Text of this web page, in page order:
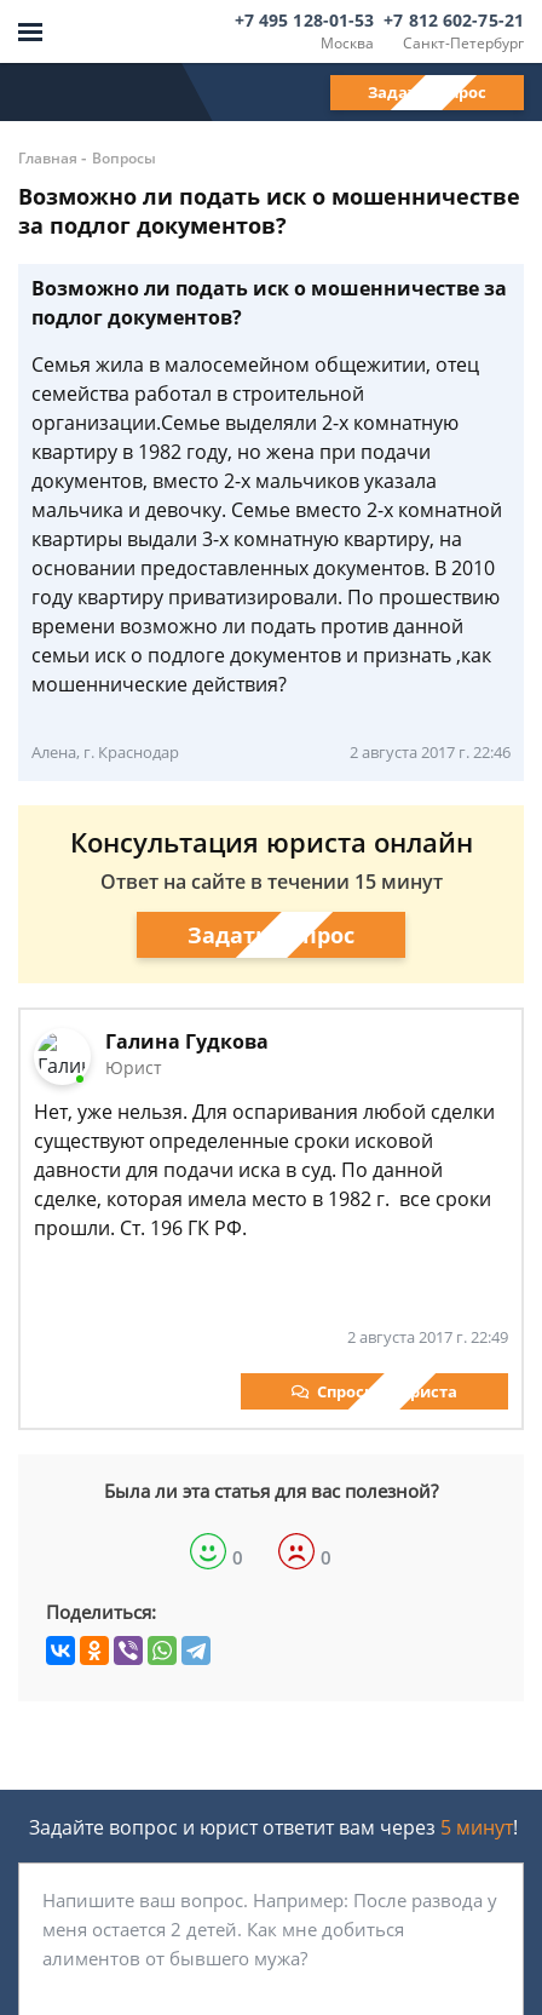
Москва
+7 495 128-01-53
Санкт-Петербург
+7 812 602-75-21
Задать вопрос
Главная - Вопросы
Возможно ли подать иск о мошенничестве
за подлог документов?
Возможно ли подать иск о мошенничестве за
подлог документов?
Семья жила в малосемейном общежитии, отец
семейства работал в строительной
организации.Семье выделяли 2-х комнатную
квартиру в 1982 году, но жена при подачи
документов, вместо 2-х мальчиков указала
мальчика и девочку. Семье вместо 2-х комнатной
квартиры выдали 3-х комнатную квартиру, на
основании предоставленных документов. В 2010
году квартиру приватизировали. По прошествию
времени возможно ли подать против данной
семьи иск о подлоге документов и признать ,как
мошеннические действия?
Алена, г. Краснодар 2 августа 2017 г. 22:46
Консультация юриста онлайн
Ответ на сайте в течении 15 минут
Задать вопрос
Галина Гудкова
Юрист
Нет, уже нельзя. Для оспаривания любой сделки
существуют определенные сроки исковой
давности для подачи иска в суд. По данной
сделке, которая имела место в 1982 г. все сроки
прошли. Ст. 196 ГК РФ.
2 августа 2017 г. 22:49
Спросить юриста
Была ли эта статья для вас полезной?
0 0
Поделиться:
Задайте вопрос и юрист ответит вам через 5 минут!